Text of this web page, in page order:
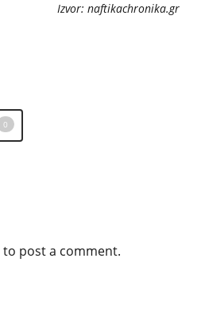
Izvor: naftikachronika.gr
0
to post a comment.